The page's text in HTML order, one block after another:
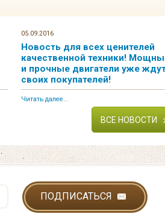
05.09.2016
Новость для всех ценителей
качественной техники!
и прочные двигатели уже
своих покупателей!
Читать далее...
ВСЕ НОВОСТИ
ПОДПИСАТЬСЯ